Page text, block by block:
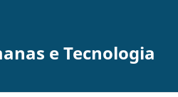
e Tecnologia